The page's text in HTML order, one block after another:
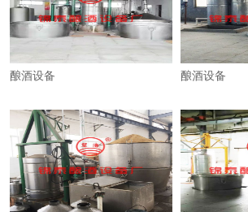
酿酒设备 酿酒设备